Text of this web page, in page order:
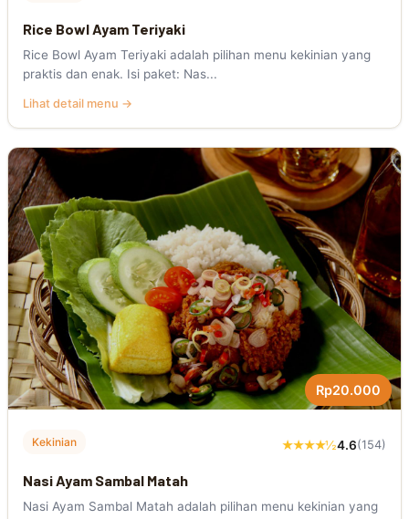
Rice Bowl Ayam Teriyaki
Rice Bowl Ayam Teriyaki adalah pilihan menu kekinian yang
praktis dan enak. Isi paket: Nas...
Lihat detail menu →
Rp20.000
Kekinian ★★★★½4.6(154)
Nasi Ayam Sambal Matah
Nasi Ayam Sambal Matah adalah pilihan menu kekinian yang